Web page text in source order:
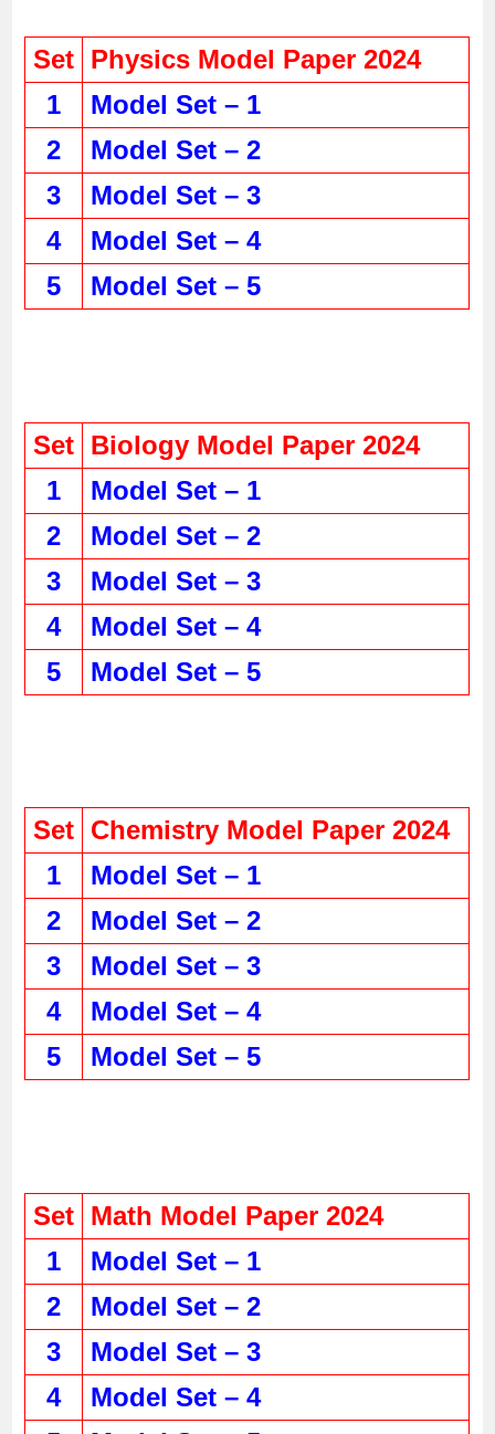
Set Physics Model Paper 2024
1
Model Set – 1
2
Model Set – 2
3
Model Set – 3
4
Model Set – 4
5
Model Set – 5
Set Biology Model Paper 2024
1
Model Set – 1
2
Model Set – 2
3
Model Set – 3
4
Model Set – 4
5
Model Set – 5
Set Chemistry Model Paper 2024
1
Model Set – 1
2
Model Set – 2
3
Model Set – 3
4
Model Set – 4
5
Model Set – 5
Set Math Model Paper 2024
1
Model Set – 1
2
Model Set – 2
3
Model Set – 3
4
Model Set – 4